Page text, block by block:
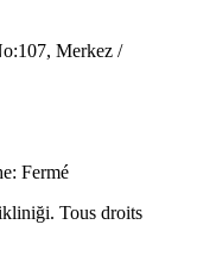
Merkez /
Fermé
Tous droits